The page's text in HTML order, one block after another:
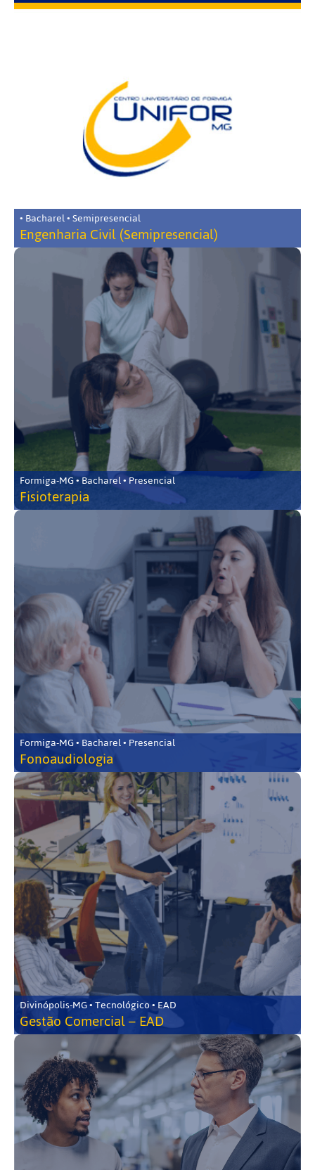
• Bacharel • Semipresencial
Engenharia Civil (Semipresencial)
Formiga-MG • Bacharel • Presencial
Fisioterapia
Formiga-MG • Bacharel • Presencial
Fonoaudiologia
Divinópolis-MG • Tecnológico • EAD
Gestão Comercial – EAD